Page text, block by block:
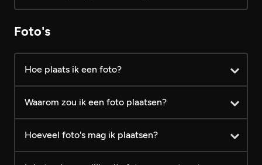
Foto's
Hoe plaats ik een foto?
Waarom zou ik een foto plaatsen?
Hoeveel foto's mag ik plaatsen?